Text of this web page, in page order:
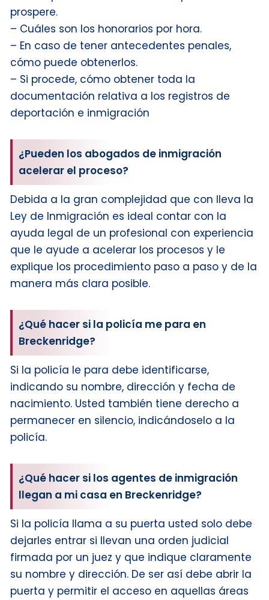
prospere.
– Cuáles son los honorarios por hora.
– En caso de tener antecedentes penales,
cómo puede obtenerlos.
– Si procede, cómo obtener toda la
documentación relativa a los registros de
deportación e inmigración
¿Pueden los abogados de inmigración
acelerar el proceso?
Debida a la gran complejidad que con lleva la
Ley de Inmigración es ideal contar con la
ayuda legal de un profesional con experiencia
que le ayude a acelerar los procesos y le
explique los procedimiento paso a paso y de la
manera más clara posible.
¿Qué hacer si la policía me para en
Breckenridge?
Si la policía le para debe identificarse,
indicando su nombre, dirección y fecha de
nacimiento. Usted también tiene derecho a
permanecer en silencio, indicándoselo a la
policía.
¿Qué hacer si los agentes de inmigración
llegan a mi casa en Breckenridge?
Si la policía llama a su puerta usted solo debe
dejarles entrar si llevan una orden judicial
firmada por un juez y que indique claramente
su nombre y dirección. De ser así debe abrir la
puerta y permitir el acceso en aquellas áreas